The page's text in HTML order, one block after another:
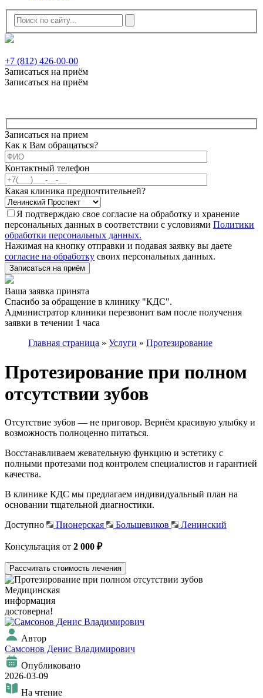
+7 (812) 426-00-00
Записаться на приём
Записаться на приём
Записаться на прием
Как к Вам обращаться?
Контактный телефон
Какая клиника предпочтительней?
Я подтверждаю свое согласие на обработку и хранение
персональных данных в соответствии с условиями Политики
обработки персональных данных.
Нажимая на кнопку отправки и подавая заявку вы даете
согласие на обработку своих персональных данных.
Записаться на приём
Ваша заявка принята
Спасибо за обращение в клинику "КДС".
Администратор клиники перезвонит вам после получения
заявки в течении 1 часа
Главная страница » Услуги » Протезирование
Протезирование при полном
отсутствии зубов
Отсутствие зубов — не приговор. Вернём красивую улыбку и
возможность полноценно питаться.
Восстанавливаем жевательную функцию и эстетику с
полными протезами под контролем специалистов и гарантией
качества.
В клинике КДС мы предлагаем индивидуальный план на
основании тщательной диагностики.
Доступно
Пионерская Большевиков Ленинский
Консультация от 2 000 ₽
Рассчитать стоимость лечения
Медицинская
информация
достоверна!
Автор
Самсонов Денис Владимирович
Опубликовано
2026-03-09
На чтение